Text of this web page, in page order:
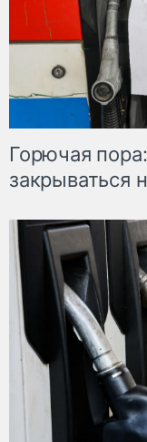
Горючая
закрываться